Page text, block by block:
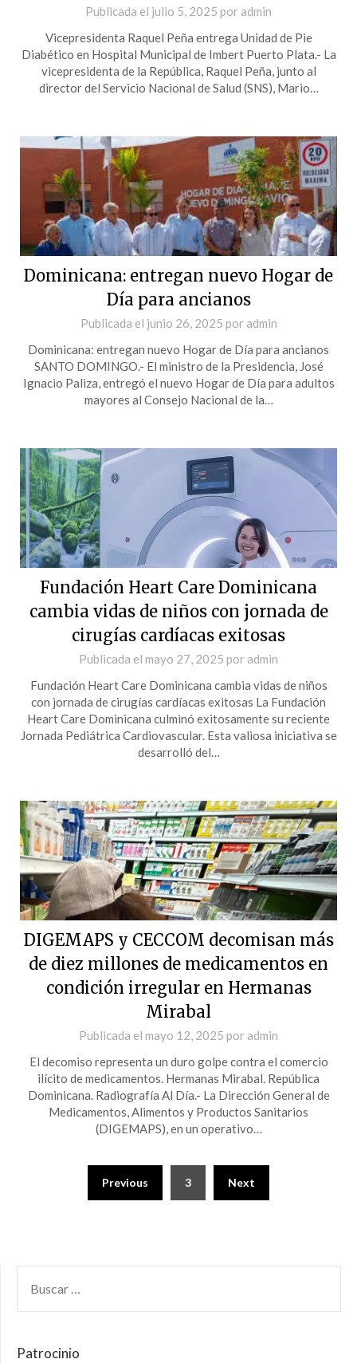
Publicada el julio 5, 2025 por admin
Vicepresidenta Raquel Peña entrega Unidad de Pie
Diabético en Hospital Municipal de Imbert Puerto Plata.- La
vicepresidenta de la República, Raquel Peña, junto al
director del Servicio Nacional de Salud (SNS), Mario…
Dominicana: entregan nuevo Hogar de
Día para ancianos
Publicada el junio 26, 2025 por admin
Dominicana: entregan nuevo Hogar de Día para ancianos
SANTO DOMINGO.- El ministro de la Presidencia, José
Ignacio Paliza, entregó el nuevo Hogar de Día para adultos
mayores al Consejo Nacional de la…
Fundación Heart Care Dominicana
cambia vidas de niños con jornada de
cirugías cardíacas exitosas
Publicada el mayo 27, 2025 por admin
Fundación Heart Care Dominicana cambia vidas de niños
con jornada de cirugías cardíacas exitosas La Fundación
Heart Care Dominicana culminó exitosamente su reciente
Jornada Pediátrica Cardiovascular. Esta valiosa iniciativa se
desarrolló del…
DIGEMAPS y CECCOM decomisan más
de diez millones de medicamentos en
condición irregular en Hermanas
Mirabal
Publicada el mayo 12, 2025 por admin
El decomiso representa un duro golpe contra el comercio
ilícito de medicamentos. Hermanas Mirabal. República
Dominicana. Radiografía Al Día.- La Dirección General de
Medicamentos, Alimentos y Productos Sanitarios
(DIGEMAPS), en un operativo…
Previous 3 Next
Patrocinio